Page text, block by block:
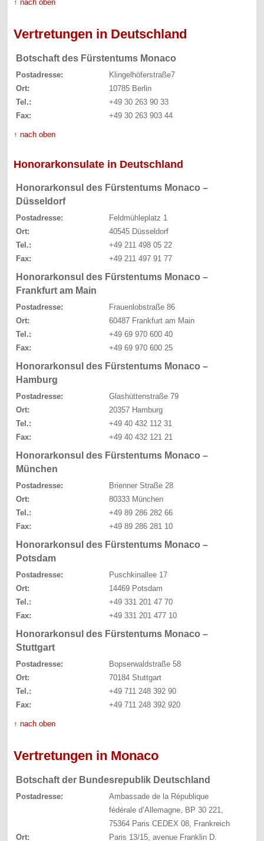
↑ nach oben
Vertretungen in Deutschland
Botschaft des Fürstentums Monaco
Postadresse:
Klingelhöferstraße7
Ort:
10785 Berlin
Tel.:
+49 30 263 90 33
Fax:
+49 30 263 903 44
↑ nach oben
Honorarkonsulate in Deutschland
Honorarkonsul des Fürstentums Monaco –
Düsseldorf
Postadresse:
Feldmühleplatz 1
Ort:
40545 Düsseldorf
Tel.:
+49 211 498 05 22
Fax:
+49 211 497 91 77
Honorarkonsul des Fürstentums Monaco –
Frankfurt am Main
Postadresse:
Frauenlobstraße 86
Ort:
60487 Frankfurt am Main
Tel.:
+49 69 970 600 40
Fax:
+49 69 970 600 25
Honorarkonsul des Fürstentums Monaco –
Hamburg
Postadresse:
Glashüttenstraße 79
Ort:
20357 Hamburg
Tel.:
+49 40 432 112 31
Fax:
+49 40 432 121 21
Honorarkonsul des Fürstentums Monaco –
München
Postadresse:
Brienner Straße 28
Ort:
80333 München
Tel.:
+49 89 286 282 66
Fax:
+49 89 286 281 10
Honorarkonsul des Fürstentums Monaco –
Potsdam
Postadresse:
Puschkinallee 17
Ort:
14469 Potsdam
Tel.:
+49 331 201 47 70
Fax:
+49 331 201 477 10
Honorarkonsul des Fürstentums Monaco –
Stuttgart
Postadresse:
Bopserwaldstraße 58
Ort:
70184 Stuttgart
Tel.:
+49 711 248 392 90
Fax:
+49 711 248 392 920
↑ nach oben
Vertretungen in Monaco
Botschaft der Bundesrepublik Deutschland
Postadresse:
Ambassade de la République
fédérale d’Allemagne, BP 30 221,
75364 Paris CEDEX 08, Frankreich
Ort:
Paris 13/15, avenue Franklin D.